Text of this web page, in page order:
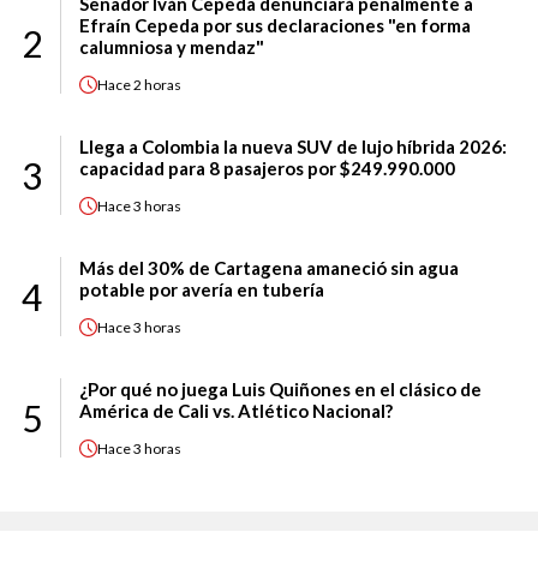
2
Efraín Cepeda por sus declaraciones "en forma
calumniosa y mendaz"
Hace2 horas
3
Llega a Colombia la nueva SUV de lujo híbrida 2026:
capacidad para 8 pasajeros por $249.990.000
Hace3 horas
4
Más del 30% de Cartagena amaneció sin agua
potable por avería en tubería
Hace3 horas
5
¿Por qué no juega Luis Quiñones en el clásico de
América de Cali vs. Atlético Nacional?
Hace3 horas